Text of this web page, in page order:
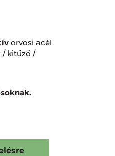
orvosi acél
kitűző /